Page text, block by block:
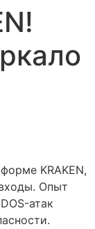
KRAKEN,
Опыт
атак